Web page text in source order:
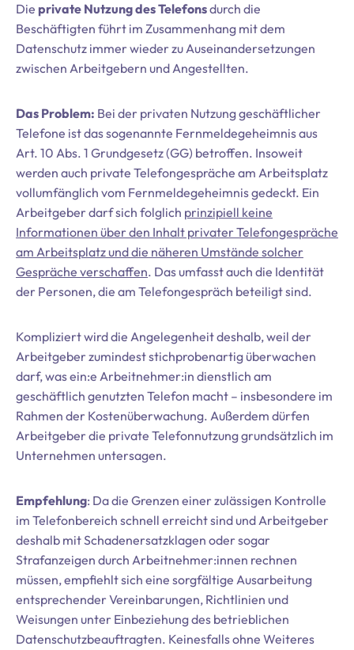
Die private Nutzung des Telefonsdurch die
Beschäftigten führt im Zusammenhang mit dem
Datenschutz immer wieder zu Auseinandersetzungen
zwischen Arbeitgebern und Angestellten.
Das Problem: Bei der privaten Nutzung geschäftlicher
Telefone ist das sogenannte Fernmeldegeheimnis aus
Art. 10 Abs. 1 Grundgesetz (GG) betroffen. Insoweit
werden auch private Telefongespräche am Arbeitsplatz
vollumfänglich vom Fernmeldegeheimnis gedeckt. Ein
Arbeitgeber darf sich folglich prinzipiell keine
Informationen über den Inhalt privater Telefongespräche
am Arbeitsplatz und die näheren Umstände solcher
Gespräche verschaffen. Das umfasst auch die Identität
der Personen, die am Telefongespräch beteiligt sind.
Kompliziert wird die Angelegenheit deshalb, weil der
Arbeitgeber zumindest stichprobenartig überwachen
darf, was ein:e Arbeitnehmer:in dienstlich am
geschäftlich genutzten Telefon macht – insbesondere im
Rahmen der Kostenüberwachung. Außerdem dürfen
Arbeitgeber die private Telefonnutzung grundsätzlich im
Unternehmen untersagen.
Empfehlung: Da die Grenzen einer zulässigen Kontrolle
im Telefonbereich schnell erreicht sind und Arbeitgeber
deshalb mit Schadenersatzklagen oder sogar
Strafanzeigen durch Arbeitnehmer:innen rechnen
müssen, empfiehlt sich eine sorgfältige Ausarbeitung
entsprechender Vereinbarungen, Richtlinien und
Weisungen unter Einbeziehung des betrieblichen
Datenschutzbeauftragten. Keinesfalls ohne Weiteres